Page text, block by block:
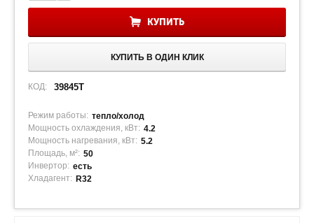
КУПИТЬ
КУПИТЬ В ОДИН КЛИК
КОД: 39845T
Режим работы: тепло/холод
Мощность охлаждения, кВт: 4.2
Мощность нагревания, кВт: 5.2
Площадь, м²: 50
Инвертор: есть
Хладагент: R32